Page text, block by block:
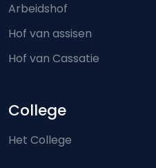
Arbeidshof
Hof van assisen
Hof van Cassatie
College
Het College